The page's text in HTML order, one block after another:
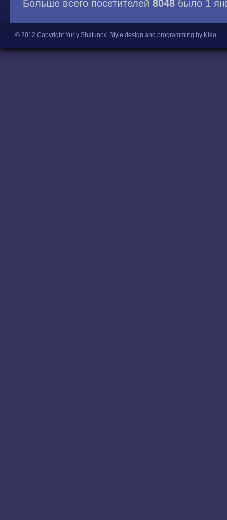
Больше всего посетителей 8048 было 1
© 2012 Copyright Yuriy Shatunov. Style design and programming by Kleo.